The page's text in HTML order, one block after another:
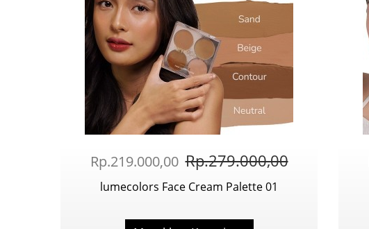
Rp.219.000,00 Rp.279.000,00
lumecolors Face Cream Palette 01